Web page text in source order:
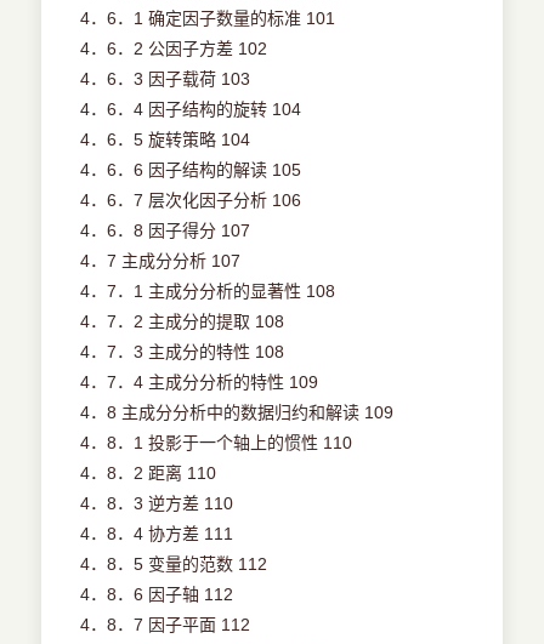
4．6．1 确定因子数量的标准 101
4．6．2 公因子方差 102
4．6．3 因子载荷 103
4．6．4 因子结构的旋转 104
4．6．5 旋转策略 104
4．6．6 因子结构的解读 105
4．6．7 层次化因子分析 106
4．6．8 因子得分 107
4．7 主成分分析 107
4．7．1 主成分分析的显著性 108
4．7．2 主成分的提取 108
4．7．3 主成分的特性 108
4．7．4 主成分分析的特性 109
4．8 主成分分析中的数据归约和解读 109
4．8．1 投影于一个轴上的惯性 110
4．8．2 距离 110
4．8．3 逆方差 110
4．8．4 协方差 111
4．8．5 变量的范数 112
4．8．6 因子轴 112
4．8．7 因子平面 112